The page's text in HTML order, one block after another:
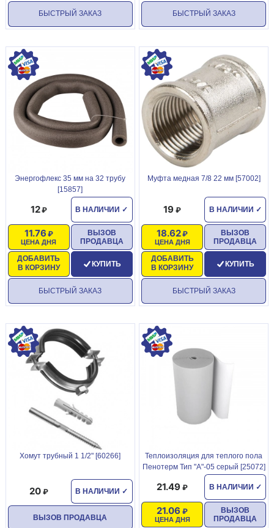
БЫСТРЫЙ ЗАКАЗ БЫСТРЫЙ ЗАКАЗ
Энергофлекс 35 мм на 32 трубу
[15857]
В НАЛИЧИИ ✓
12
ЦЕНА ДНЯ
11.76
ДОБАВИТЬ
В КОРЗИНУ
ВЫЗОВ
ПРОДАВЦА
КУПИТЬ
БЫСТРЫЙ ЗАКАЗ
Муфта медная 7/8 22 мм [57002]
В НАЛИЧИИ ✓
19
ЦЕНА ДНЯ
18.62
ДОБАВИТЬ
В КОРЗИНУ
ВЫЗОВ
ПРОДАВЦА
КУПИТЬ
БЫСТРЫЙ ЗАКАЗ
Хомут трубный 1 1/2" [60266]
В НАЛИЧИИ ✓
20
ВЫЗОВ ПРОДАВЦА
Теплоизоляция для теплого пола
Пенотерм Тип "А"-05 серый [25072]
В НАЛИЧИИ ✓
21.49
ЦЕНА ДНЯ
21.06
ВЫЗОВ
ПРОДАВЦА